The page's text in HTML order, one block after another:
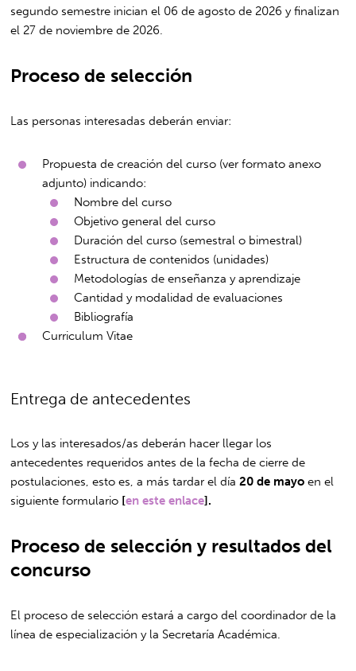
segundo semestre inician el 06 de agosto de 2026 y finalizan
el 27 de noviembre de 2026.
Proceso de selección
Las personas interesadas deberán enviar:
Propuesta de creación del curso (ver formato anexo
adjunto) indicando:
Nombre del curso
Objetivo general del curso
Duración del curso (semestral o bimestral)
Estructura de contenidos (unidades)
Metodologías de enseñanza y aprendizaje
Cantidad y modalidad de evaluaciones
Bibliografía
Curriculum Vitae
Entrega de antecedentes
Los y las interesados/as deberán hacer llegar los
antecedentes requeridos antes de la fecha de cierre de
postulaciones, esto es, a más tardar el día20 de mayo en el
siguiente formulario [en este enlace].
Proceso de selección y resultados del
concurso
El proceso de selección estará a cargo del coordinador de la
línea de especialización y la Secretaría Académica.